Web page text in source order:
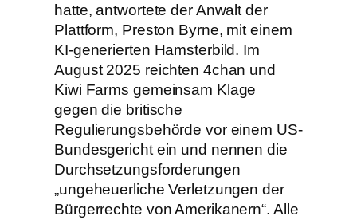
hatte, antwortete der Anwalt der
Plattform, Preston Byrne, mit einem
KI-generierten Hamsterbild. Im
August 2025 reichten 4chan und
Kiwi Farms gemeinsam Klage
gegen die britische
Regulierungsbehörde vor einem US-
Bundesgericht ein und nennen die
Durchsetzungsforderungen
„ungeheuerliche Verletzungen der
Bürgerrechte von Amerikanern“. Alle